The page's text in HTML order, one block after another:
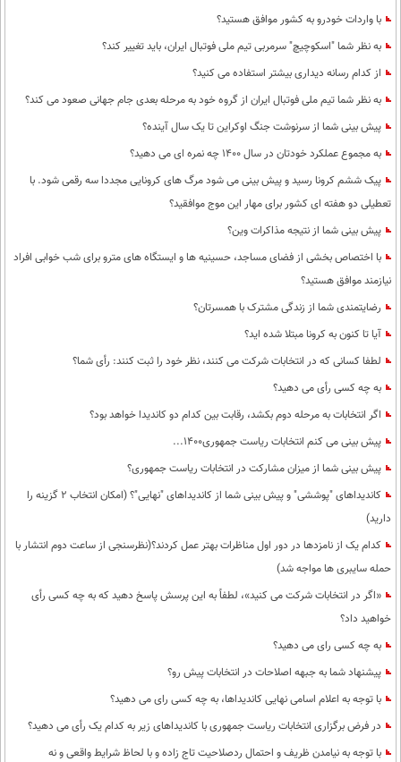
با واردات خودرو به کشور موافق هستید؟
به نظر شما "اسکوچیچ" سرمربی تیم ملی فوتبال ایران، باید تغییر کند؟
از کدام رسانه دیداری بیشتر استفاده می کنید؟
به نظر شما تیم ملی فوتبال ایران از گروه خود به مرحله بعدی جام جهانی صعود می کند؟
پیش بینی شما از سرنوشت جنگ اوکراین تا یک سال آینده؟
به مجموع عملکرد خودتان در سال 1400 چه نمره ای می دهید؟
پیک ششم کرونا رسید و پیش بینی می شود مرگ های کرونایی مجددا سه رقمی شود. با
تعطیلی دو هفته ای کشور برای مهار این موج موافقید؟
پیش بینی شما از نتیجه مذاکرات وین؟
با اختصاص بخشی از فضای مساجد، حسینیه ها و ایستگاه های مترو برای شب خوابی افراد
نیازمند موافق هستید؟
رضایتمندی شما از زندگی مشترک با همسرتان؟
آیا تا کنون به کرونا مبتلا شده اید؟
لطفا کسانی که در انتخابات شرکت می کنند، نظر خود را ثبت کنند: رأی شما؟
به چه کسی رأی می دهید؟
اگر انتخابات به مرحله دوم بکشد، رقابت بین کدام دو کاندیدا خواهد بود؟
پیش بینی می کنم انتخابات ریاست جمهوری1400...
پیش بینی شما از میزان مشارکت در انتخابات ریاست جمهوری؟
کاندیداهای "پوششی" و پیش بینی شما از کاندیداهای "نهایی"؟ (امکان انتخاب 2 گزینه را
دارید)
کدام یک از نامزدها در دور اول مناظرات بهتر عمل کردند؟(نظرسنجی از ساعت دوم انتشار با
حمله سایبری ها مواجه شد)
«اگر در انتخابات شرکت می کنید»، لطفاً به این پرسش پاسخ دهید که به چه کسی رأی
خواهید داد؟
به چه کسی رای می دهید؟
پیشنهاد شما به جبهه اصلاحات در انتخابات پیش رو؟
با توجه به اعلام اسامی نهایی کاندیداها، به چه کسی رای می دهید؟
در فرض برگزاری انتخابات ریاست جمهوری با کاندیداهای زیر به کدام یک رأی می دهید؟
با توجه به نیامدن ظریف و احتمال ردصلاحیت تاج زاده و با لحاظ شرایط واقعی و نه